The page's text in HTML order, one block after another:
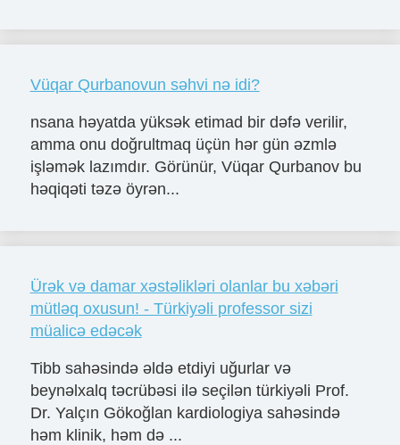
Vüqar Qurbanovun səhvi nə idi?
nsana həyatda yüksək etimad bir dəfə verilir,
amma onu doğrultmaq üçün hər gün əzmlə
işləmək lazımdır. Görünür, Vüqar Qurbanov bu
həqiqəti təzə öyrən...
Ürək və damar xəstəlikləri olanlar bu xəbəri
mütləq oxusun! - Türkiyəli professor sizi
müalicə edəcək
Tibb sahəsində əldə etdiyi uğurlar və
beynəlxalq təcrübəsi ilə seçilən türkiyəli Prof.
Dr. Yalçın Gökoğlan kardiologiya sahəsində
həm klinik, həm də ...